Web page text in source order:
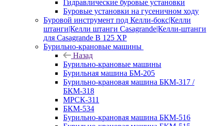
Гидравлические буровые установки
Буровые установки на гусеничном ходу
Буровой инструмент под Келли-бокс|Келли
штанги|Келли штанги Casagrande|Келли-штанги
для Casagrande B 125 XP
Бурильно-крановые машины
Назад
Бурильно-крановые машины
Бурильная машина БМ-205
Бурильно-крановая машина БКМ-317 /
БКМ-318
МРСК-311
БКМ-534
Бурильно-крановая машина БКМ-516